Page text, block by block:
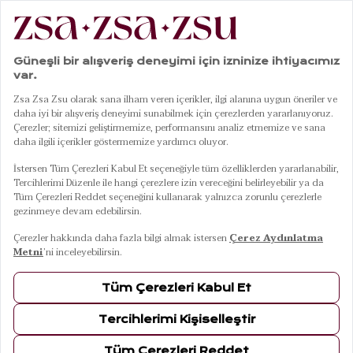
4Ürün
FILTRELE SIRALA
Hansı Yeşil - Mavi Pamuk
Dolgulu Kırlent 30x55
Hansı Yeşil Pamuk
Dolgulu Kırlent 50x50